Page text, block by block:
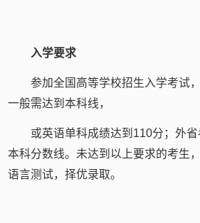
入学要求
参加全国高等学校招生入学考试
一般需达到本科线，
或英语单科成绩达到110分；外
本科分数线。未达到以上要求的考生
语言测试，择优录取。